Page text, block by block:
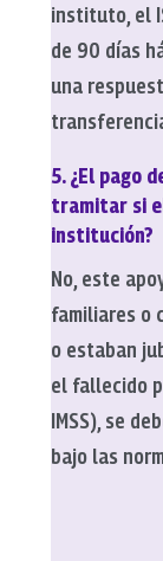
instituto, el
de 90 días
una
5. ¿El pago
tramitar si
institución?
No, este
familiares o
o estaban
el fallecido
IMSS), se
bajo las